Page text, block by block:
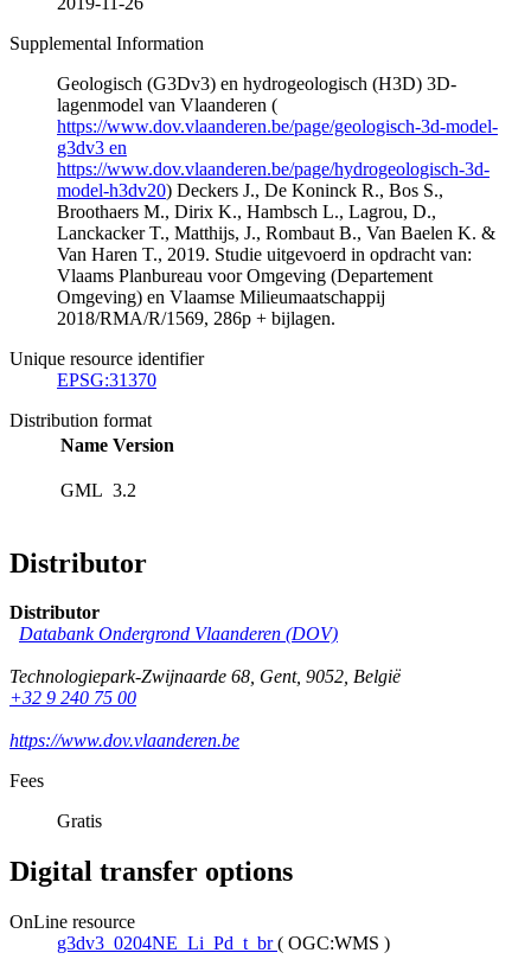
Supplemental Information
Geologisch (G3Dv3) en hydrogeologisch (H3D) 3D-
lagenmodel van Vlaanderen (
https://www.dov.vlaanderen.be/page/geologisch-3d-model-
g3dv3 en
https://www.dov.vlaanderen.be/page/hydrogeologisch-3d-
model-h3dv20) Deckers J., De Koninck R., Bos S.,
Broothaers M., Dirix K., Hambsch L., Lagrou, D.,
Lanckacker T., Matthijs, J., Rombaut B., Van Baelen K. &
Van Haren T., 2019. Studie uitgevoerd in opdracht van:
Vlaams Planbureau voor Omgeving (Departement
Omgeving) en Vlaamse Milieumaatschappij
2018/RMA/R/1569, 286p + bijlagen.
Unique resource identifier
EPSG:31370
Distribution format
Name Version
GML 3.2
Distributor
Distributor
Databank Ondergrond Vlaanderen (DOV)
Technologiepark-Zwijnaarde 68, Gent, 9052, België
+32 9 240 75 00
https://www.dov.vlaanderen.be
Fees
Gratis
Digital transfer options
OnLine resource
g3dv3_0204NE_Li_Pd_t_br ( OGC:WMS )